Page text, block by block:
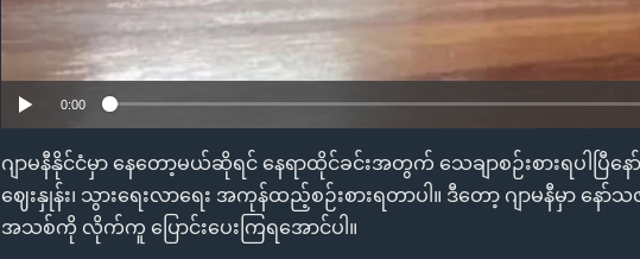
0:00
ဂျာမနီနိုင်ငံမှာ နေတော့မယ်ဆိုရင် နေရာထိုင်ခင်းအတွက် သေချာစဉ်းစားရပါပြီန
ဈေးနှုန်း၊ သွားရေးလာရေး အကုန်ထည့်စဉ်းစားရတာပါ။ ဒီတော့ ဂျာမနီမှာ နေ
အသစ်ကို လိုက်ကူ ပြောင်းပေးကြရအောင်ပါ။